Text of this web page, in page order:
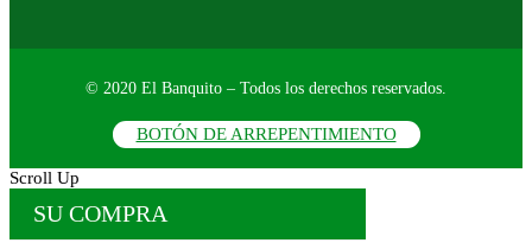
© 2020 El Banquito – Todos los derechos reservados.
BOTÓN DE ARREPENTIMIENTO
Scroll Up
SU COMPRA